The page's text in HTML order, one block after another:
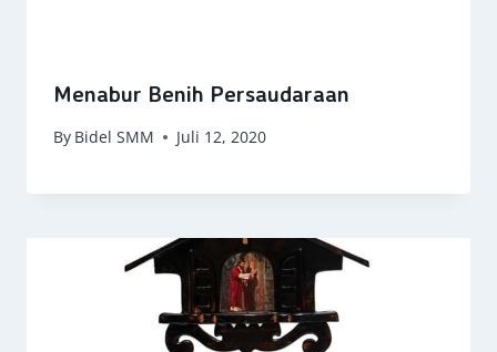
Menabur Benih Persaudaraan
By Bidel SMM Juli 12, 2020